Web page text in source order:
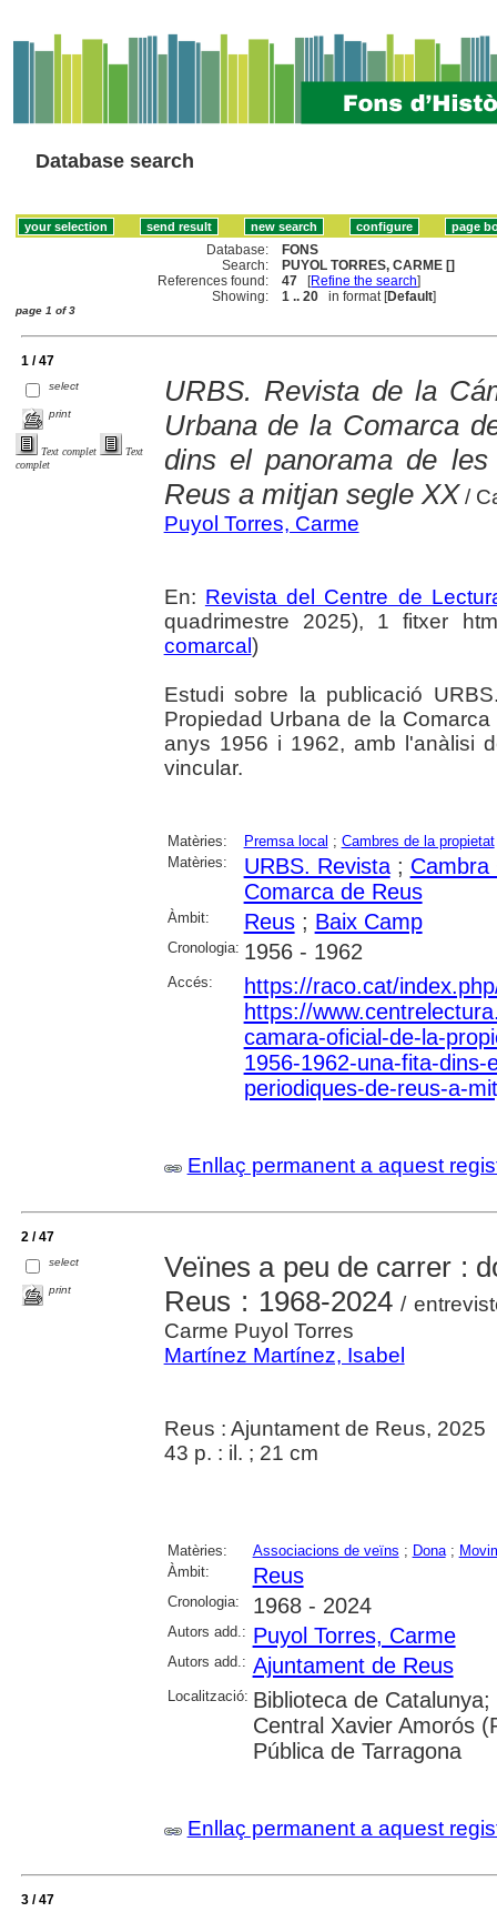
Database search
Database:
FONS
Search:
PUYOL TORRES, CARME []
References found:
47 [Refine the search]
Showing:
1 .. 20 in format [Default]
page 1 of 3
1 / 47
select
print
Text complet
Text
complet
URBS. Revista de la
Urbana de la Comarca
dins el panorama de
Reus a mitjan segle XX /
Puyol Torres, Carme
En: Revista del Centre de
quadrimestre 2025), 1 fitxer
comarcal )
Estudi sobre la publicació
Propiedad Urbana de la
anys 1956 i 1962, amb l'anàlisi
vincular.
Matèries: Premsa local ; Cambres de la propietat
Matèries:
URBS. Revista; Cambra
Comarca de Reus
Àmbit: Reus; Baix Camp
Cronologia: 1956 - 1962
Accés:
https://raco.cat/
https://
camara-oficial-de-la-
1956-1962-una-fita-dins-
periodiques-de-reus-a-
Enllaç permanent a aquest
2 / 47
select
print
Veïnes a peu de carrer :
Reus : 1968-2024 /
Carme Puyol Torres
Martínez Martínez, Isabel
Reus : Ajuntament de Reus, 2025
43 p. : il. ; 21 cm
Matèries: Associacions de veïns ; Dona;
Àmbit:
Reus
Cronologia: 1968 - 2024
Autors add.: Puyol Torres, Carme
Autors add.: Ajuntament de Reus
Localització: Biblioteca de
Central Xavier Amorós
Pública de Tarragona
Enllaç permanent a aquest
3 / 47